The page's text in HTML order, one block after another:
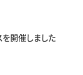
ップ
を開催しました